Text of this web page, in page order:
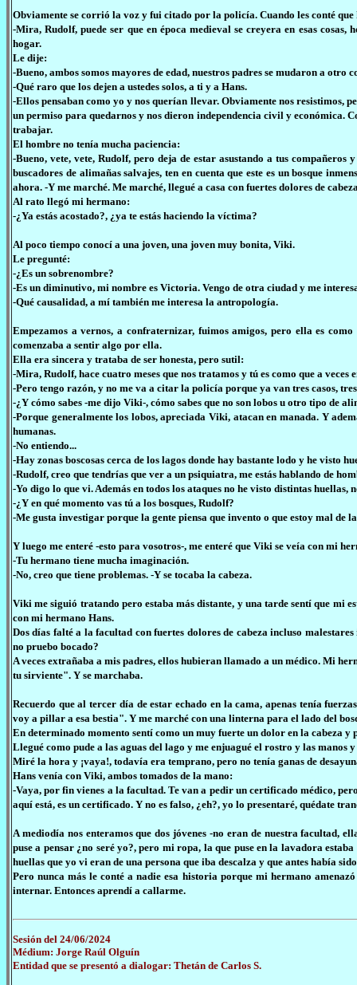
Obviamente se corrió la voz y fui citado por la policía. Cuando les conté
-Mira, Rudolf, puede ser que en época medieval se creyera en esas
hogar.
Le dije:
-Bueno, ambos somos mayores de edad, nuestros padres se mudaron a otro
-Qué raro que los dejen a ustedes solos, a ti y a Hans.
-Ellos pensaban como yo y nos querían llevar. Obviamente nos resistimos,
un permiso para quedarnos y nos dieron independencia civil y económica.
trabajar.
El hombre no tenía mucha paciencia:
-Bueno, vete, vete, Rudolf, pero deja de estar asustando a tus
buscadores de alimañas salvajes, ten en cuenta que este es un bosque
ahora. -Y me marché. Me marché, llegué a casa con fuertes dolores de
Al rato llegó mi hermano:
-¿Ya estás acostado?, ¿ya te estás haciendo la víctima?
Al poco tiempo conocí a una joven, una joven muy bonita, Viki.
Le pregunté:
-¿Es un sobrenombre?
-Es un diminutivo, mi nombre es Victoria. Vengo de otra ciudad y me
-Qué causalidad, a mí también me interesa la antropología.
Empezamos a vernos, a confraternizar, fuimos amigos, pero ella es
comenzaba a sentir algo por ella.
Ella era sincera y trataba de ser honesta, pero sutil:
-Mira, Rudolf, hace cuatro meses que nos tratamos y tú es como que a veces
-Pero tengo razón, y no me va a citar la policía porque ya van tres casos,
-¿Y cómo sabes -me dijo Viki-, cómo sabes que no son lobos u otro tipo de
-Porque generalmente los lobos, apreciada Viki, atacan en manada. Y
humanas.
-No entiendo...
-Hay zonas boscosas cerca de los lagos donde hay bastante lodo y he visto
-Rudolf, creo que tendrías que ver a un psiquiatra, me estás hablando de
-Yo digo lo que vi. Además en todos los ataques no he visto distintas
-¿Y en qué momento vas tú a los bosques, Rudolf?
-Me gusta investigar porque la gente piensa que invento o que estoy mal de
Y luego me enteré -esto para vosotros-, me enteré que Viki se veía con mi
-Tu hermano tiene mucha imaginación.
-No, creo que tiene problemas. -Y se tocaba la cabeza.
Viki me siguió tratando pero estaba más distante, y una tarde sentí que mi
con mi hermano Hans.
Dos días falté a la facultad con fuertes dolores de cabeza incluso
no pruebo bocado?
A veces extrañaba a mis padres, ellos hubieran llamado a un médico. Mi
tu sirviente". Y se marchaba.
Recuerdo que al tercer día de estar echado en la cama, apenas tenía
voy a pillar a esa bestia". Y me marché con una linterna para el lado del
En determinado momento sentí como un muy fuerte un dolor en la cabeza
Llegué como pude a las aguas del lago y me enjuagué el rostro y las manos
Miré la hora y ¡vaya!, todavía era temprano, pero no tenía ganas de
Hans venía con Viki, ambos tomados de la mano:
-Vaya, por fin vienes a la facultad. Te van a pedir un certificado médico,
aquí está, es un certificado. Y no es falso, ¿eh?, yo lo presentaré, quédate
A mediodía nos enteramos que dos jóvenes -no eran de nuestra facultad,
puse a pensar ¿no seré yo?, pero mi ropa, la que puse en la lavadora
huellas que yo vi eran de una persona que iba descalza y que antes había
Pero nunca más le conté a nadie esa historia porque mi hermano
internar. Entonces aprendí a callarme.
Sesión del 24/06/2024
Médium: Jorge Raúl Olguín
Entidad que se presentó a dialogar: Thetán de Carlos S.